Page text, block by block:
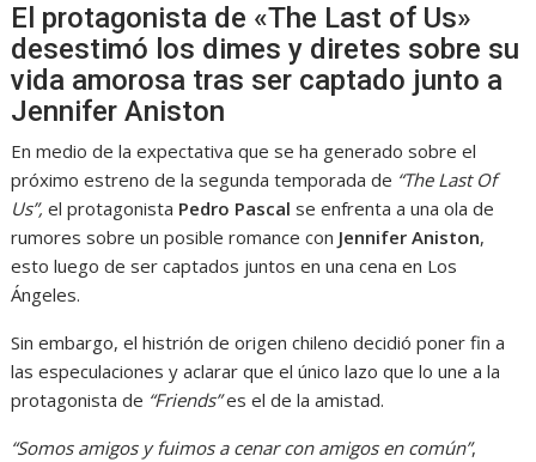
El protagonista de «The Last of Us»
desestimó los dimes y diretes sobre su
vida amorosa tras ser captado junto a
Jennifer Aniston
En medio de la expectativa que se ha generado sobre el
próximo estreno de la segunda temporada de “The Last Of
Us”, el protagonista Pedro Pascal se enfrenta a una ola de
rumores sobre un posible romance con Jennifer Aniston,
esto luego de ser captados juntos en una cena en Los
Ángeles.
Sin embargo, el histrión de origen chileno decidió poner fin a
las especulaciones y aclarar que el único lazo que lo une a la
protagonista de “Friends”es el de la amistad.
“Somos amigos y fuimos a cenar con amigos en común”,